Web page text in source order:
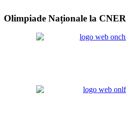
Olimpiade Naționale la CNER